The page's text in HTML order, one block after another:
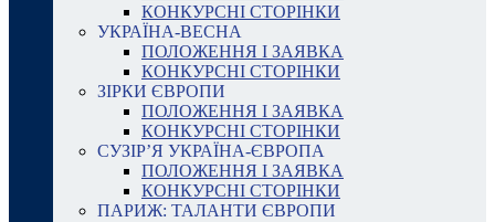
КОНКУРСНІ СТОРІНКИ
УКРАЇНА-ВЕСНА
ПОЛОЖЕННЯ І ЗАЯВКА
КОНКУРСНІ СТОРІНКИ
ЗІРКИ ЄВРОПИ
ПОЛОЖЕННЯ І ЗАЯВКА
КОНКУРСНІ СТОРІНКИ
СУЗІР’Я УКРАЇНА-ЄВРОПА
ПОЛОЖЕННЯ І ЗАЯВКА
КОНКУРСНІ СТОРІНКИ
ПАРИЖ: ТАЛАНТИ ЄВРОПИ